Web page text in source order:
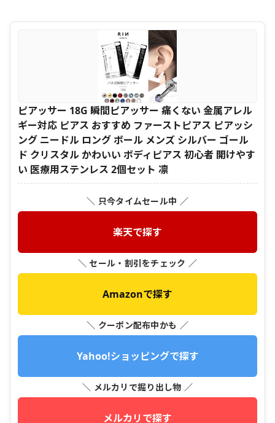
ピアッサー 18G 瞬間ピアッサー 痛くない 金属アレル
ギー対応 ピアス おすすめ ファーストピアス ピアッシ
ング ニードル ロング ボール メンズ シルバー ゴール
ド クリスタル かわいい ボディピアス 初心者 開けやす
い 医療用ステンレス 2個セット 凛
＼ 只今タイムセール中 ／
楽天で探す
＼ セール・割引をチェック ／
Amazonで探す
＼ クーポン配布中かも ／
Yahoo!ショッピングで探す
＼ メルカリで掘り出し物 ／
メルカリで探す